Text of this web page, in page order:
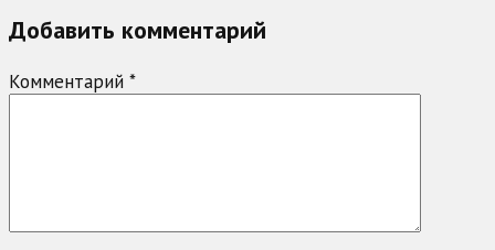
Добавить комментарий
Комментарий *